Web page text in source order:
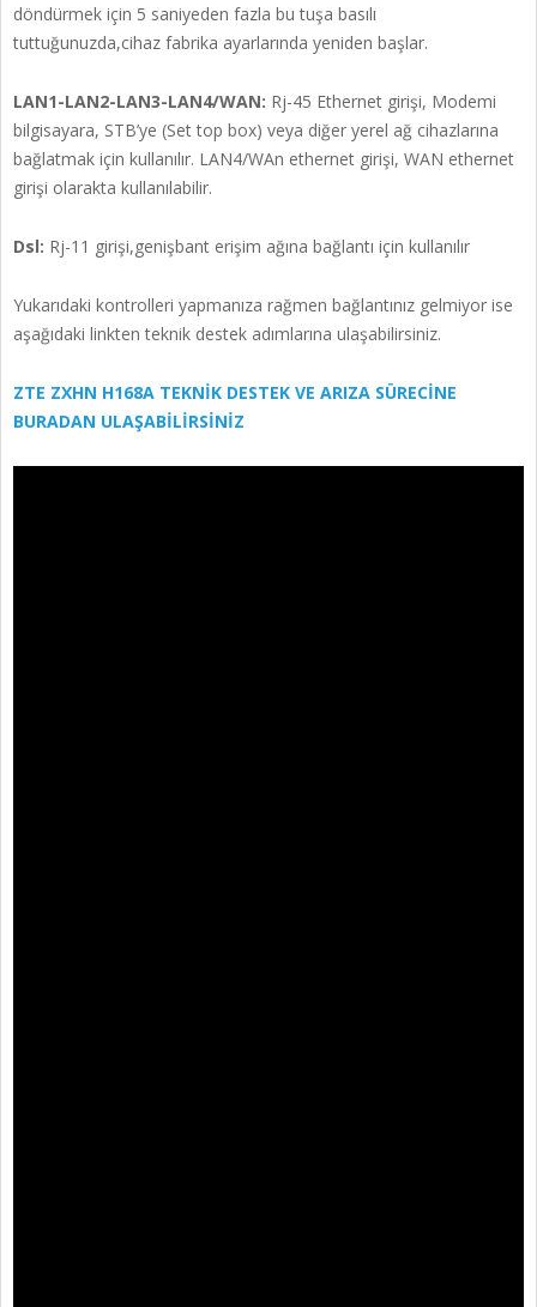
döndürmek için 5 saniyeden fazla bu tuşa basılı
tuttuğunuzda,cihaz fabrika ayarlarında yeniden başlar.
LAN1-LAN2-LAN3-LAN4/WAN: Rj-45 Ethernet girişi, Modemi
bilgisayara, STB’ye (Set top box) veya diğer yerel ağ cihazlarına
bağlatmak için kullanılır. LAN4/WAn ethernet girişi, WAN ethernet
girişi olarakta kullanılabilir.
Dsl: Rj-11 girişi,genişbant erişim ağına bağlantı için kullanılır
Yukarıdaki kontrolleri yapmanıza rağmen bağlantınız gelmiyor ise
aşağıdaki linkten teknik destek adımlarına ulaşabilirsiniz.
ZTE ZXHN H168A TEKNİK DESTEK VE ARIZA SÜRECİNE
BURADAN ULAŞABİLİRSİNİZ